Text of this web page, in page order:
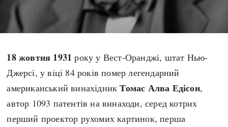
СЬОГОДНІ
ВИ (НЕ) ЗНАЛИ
ПОДКАСТИ
КАРТИ
НОТА БЕНЕ
ФОТОІСТОРІЇ
ІНФОГРАФІКА
МОЯ ІСТОРІЯ
18 жовтня 1931 року у Вест-Оранджі, штат Нью-
Джерсі, у віці 84 років помер легендарний
американський винахідникТомас Алва Едісон,
автор 1093 патентів на винаходи, серед котрих
перший проектор рухомих картинок, перша